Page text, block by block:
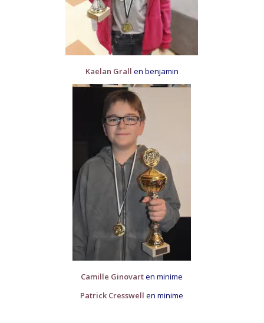
Kaelan Grall en benjamin
Camille Ginovarten minime
Patrick Cresswell en minime